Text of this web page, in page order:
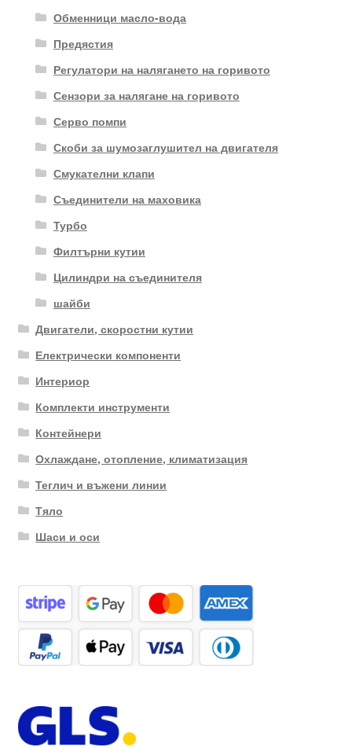
Обменници масло-вода
Предястия
Регулатори на налягането на горивото
Сензори за налягане на горивото
Серво помпи
Скоби за шумозаглушител на двигателя
Смукателни клапи
Съединители на маховика
Турбо
Филтърни кутии
Цилиндри на съединителя
шайби
Двигатели, скоростни кутии
Електрически компоненти
Интериор
Комплекти инструменти
Контейнери
Охлаждане, отопление, климатизация
Теглич и въжени линии
Тяло
Шаси и оси